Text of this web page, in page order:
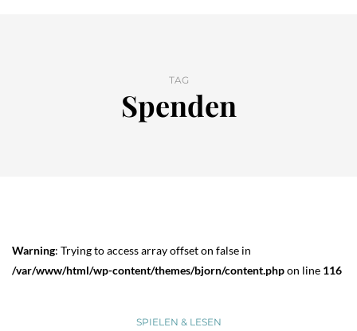
TAG
Spenden
Warning: Trying to access array offset on false in
/var/www/html/wp-content/themes/bjorn/content.phpon line 116
SPIELEN & LESEN